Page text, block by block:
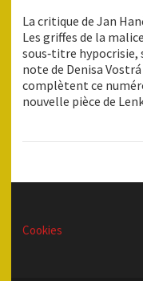
La critique de Jan
Les griffes de la
sous‑titre hypocrisie,
note de Denisa
complètent ce
nouvelle pièce de
Cookies